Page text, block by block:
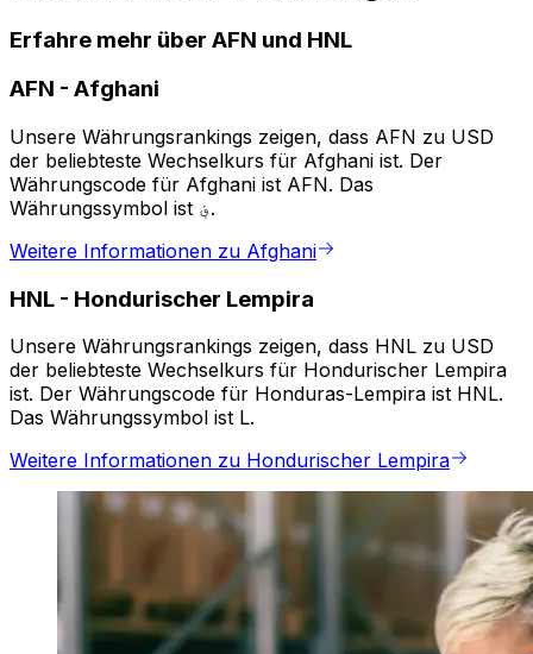
Erfahre mehr über AFN und HNL
AFN - Afghani
Unsere Währungsrankings zeigen, dass AFN zu USD
der beliebteste Wechselkurs für Afghani ist. Der
Währungscode für Afghani ist AFN. Das
Währungssymbol ist ؋.
Weitere Informationen zu Afghani
HNL - Hondurischer Lempira
Unsere Währungsrankings zeigen, dass HNL zu USD
der beliebteste Wechselkurs für Hondurischer Lempira
ist. Der Währungscode für Honduras-Lempira ist HNL.
Das Währungssymbol ist L.
Weitere Informationen zu Hondurischer Lempira